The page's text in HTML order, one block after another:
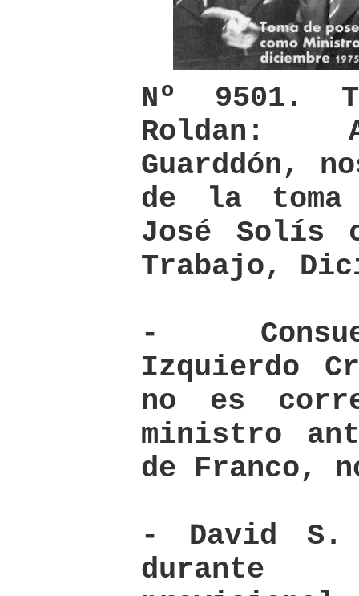
Nº 9501.
Roldan:
Guarddón,
de la toma
José Solís
Trabajo,
-
Izquierdo
no es
ministro
de Franco,
- David S.
durante